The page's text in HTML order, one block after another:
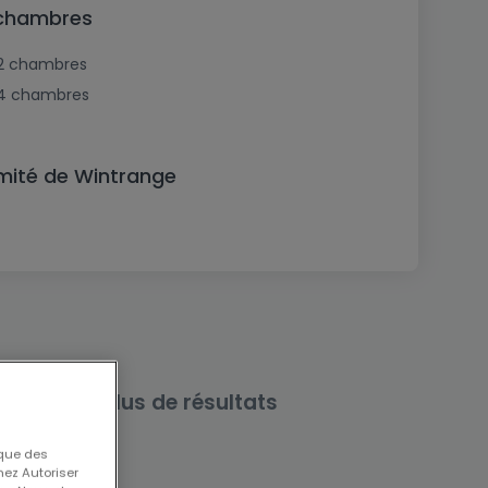
chambres
chambres
de Wintrange
pour plus de résultats
des
Autoriser